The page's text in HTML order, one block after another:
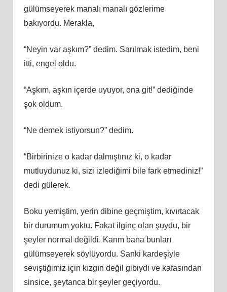
gülümseyerek manalı manalı gözlerime
bakıyordu. Merakla,
“Neyin var aşkım?” dedim. Sarılmak istedim, beni
itti, engel oldu.
“Aşkım, aşkın içerde uyuyor, ona git!” dediğinde
şok oldum.
“Ne demek istiyorsun?” dedim.
“Birbirinize o kadar dalmıştınız ki, o kadar
mutluydunuz ki, sizi izlediğimi bile fark etmediniz!”
dedi gülerek.
Boku yemiştim, yerin dibine geçmiştim, kıvırtacak
bir durumum yoktu. Fakat ilginç olan şuydu, bir
şeyler normal değildi. Karım bana bunları
gülümseyerek söylüyordu. Sanki kardeşiyle
seviştiğimiz için kızgın değil gibiydi ve kafasından
sinsice, şeytanca bir şeyler geçiyordu.